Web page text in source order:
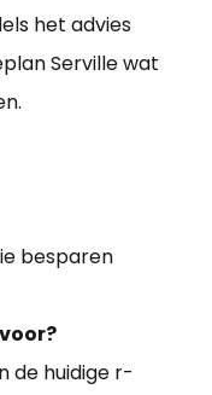
het advies
Serville wat
besparen
de huidige r-